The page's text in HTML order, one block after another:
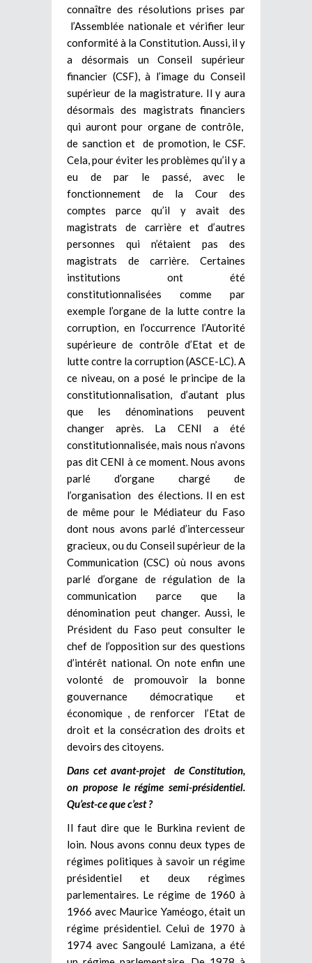
connaître des résolutions prises par
l’Assemblée nationale et vérifier leur
conformité à la Constitution. Aussi, il y
a désormais un Conseil supérieur
financier (CSF), à l’image du Conseil
supérieur de la magistrature. Il y aura
désormais des magistrats financiers
qui auront pour organe de contrôle,
de sanction et de promotion, le CSF.
Cela, pour éviter les problèmes qu’il y a
eu de par le passé, avec le
fonctionnement de la Cour des
comptes parce qu’il y avait des
magistrats de carrière et d’autres
personnes qui n’étaient pas des
magistrats de carrière. Certaines
institutions ont été
constitutionnalisées comme par
exemple l’organe de la lutte contre la
corruption, en l’occurrence l’Autorité
supérieure de contrôle d’Etat et de
lutte contre la corruption (ASCE-LC). A
ce niveau, on a posé le principe de la
constitutionnalisation, d’autant plus
que les dénominations peuvent
changer après. La CENI a été
constitutionnalisée, mais nous n’avons
pas dit CENI à ce moment. Nous avons
parlé d’organe chargé de
l’organisation des élections. Il en est
de même pour le Médiateur du Faso
dont nous avons parlé d’intercesseur
gracieux, ou du Conseil supérieur de la
Communication (CSC) où nous avons
parlé d’organe de régulation de la
communication parce que la
dénomination peut changer. Aussi, le
Président du Faso peut consulter le
chef de l’opposition sur des questions
d’intérêt national. On note enfin une
volonté de promouvoir la bonne
gouvernance démocratique et
économique , de renforcer l’Etat de
droit et la consécration des droits et
devoirs des citoyens.
Danscet avant-projet de Constitution,
on propose le régime semi-présidentiel.
Qu’est-ce que c’est ?
Il faut dire que le Burkina revient de
loin. Nous avons connu deux types de
régimes politiques à savoir un régime
présidentiel et deux régimes
parlementaires. Le régime de 1960 à
1966 avec Maurice Yaméogo, était un
régime présidentiel. Celui de 1970 à
1974 avec Sangoulé Lamizana, a été